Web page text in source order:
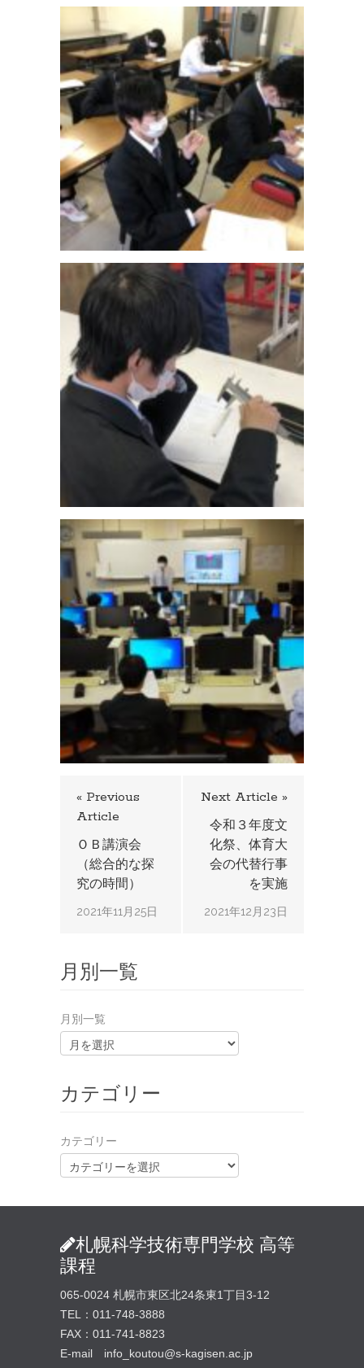
« Previous
Article
ＯＢ講演会
（総合的な探
究の時間）
2021年11月25日
Next Article »
令和３年度文
化祭、体育大
会の代替行事
を実施
2021年12月23日
月別一覧
月別一覧
カテゴリー
カテゴリー
札幌科学技術専門学校 高等
課程
065-0024 札幌市東区北24条東1丁目3-12
TEL：011-748-3888
FAX：011-741-8823
E-mail info_koutou@s-kagisen.ac.jp